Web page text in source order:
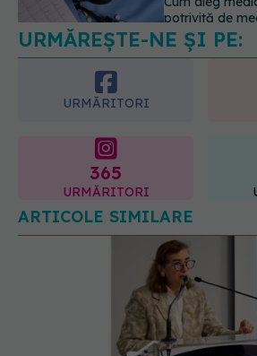
Mii de
putea primi
Sindicatele cer
URMĂREȘTE-NE ȘI PE:
URMĂRITORI
365
URMĂRITORI
ARTICOLE SIMILARE